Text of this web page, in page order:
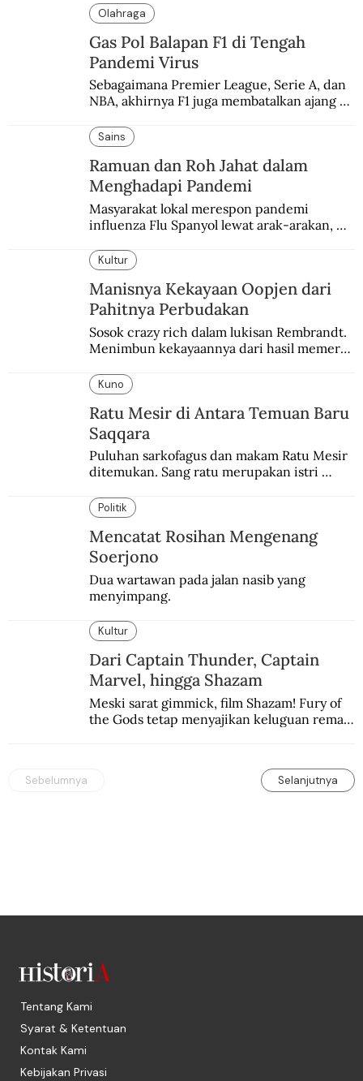
Olahraga
Gas Pol Balapan F1 di Tengah
Pandemi Virus
Sebagaimana Premier League, Serie A, dan
NBA, akhirnya F1 juga membatalkan ajang
enam dekade lampau.
Sains
Ramuan dan Roh Jahat dalam
Menghadapi Pandemi
Masyarakat lokal merespon pandemi
influenza Flu Spanyol lewat arak-arakan,
Kultur
Manisnya Kekayaan Oopjen dari
Pahitnya Perbudakan
Sosok crazy rich dalam lukisan Rembrandt.
Menimbun kekayaannya dari hasil memeras
Kuno
Ratu Mesir di Antara Temuan Baru
Saqqara
Puluhan sarkofagus dan makam Ratu Mesir
ditemukan. Sang ratu merupakan istri
sebelumnya keberadaannya tak pernah
diketahui.
Politik
Mencatat Rosihan Mengenang
Soerjono
Dua wartawan pada jalan nasib yang
menyimpang.
Kultur
Dari Captain Thunder, Captain
Marvel, hingga Shazam
Meski sarat gimmick, film Shazam! Fury of
the Gods tetap menyajikan keluguan remaja
Sebelumnya Selanjutnya
Tentang Kami
Syarat & Ketentuan
Kontak Kami
Kebijakan Privasi